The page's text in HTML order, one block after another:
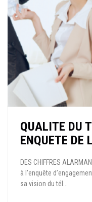
QUALITE DU
ENQUETE DE
DES CHIFFRES
à l’enquête
sa vision du tél...